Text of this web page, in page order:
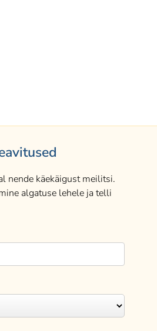
nende käekäigust meilitsi.
algatuse lehele ja telli